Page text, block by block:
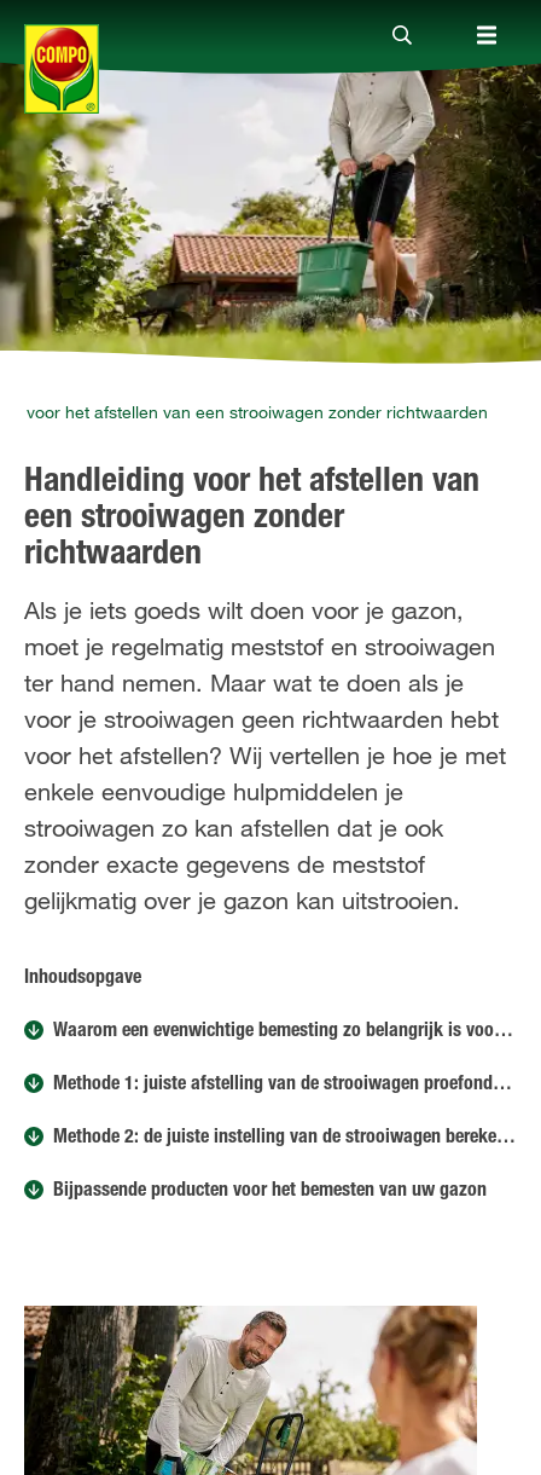
Producten
Advies
Thema's
Tot je dienst
Onderneming
FR NL
voor het afstellen van een strooiwagen zonder richtwaarden
Handleiding voor het afstellen van
een strooiwagen zonder
richtwaarden
Als je iets goeds wilt doen voor je gazon,
moet je regelmatig meststof en strooiwagen
ter hand nemen. Maar wat te doen als je
voor je strooiwagen geen richtwaarden hebt
voor het afstellen? Wij vertellen je hoe je met
enkele eenvoudige hulpmiddelen je
strooiwagen zo kan afstellen dat je ook
zonder exacte gegevens de meststof
gelijkmatig over je gazon kan uitstrooien.
Inhoudsopgave
Waarom een evenwichtige bemesting zo belangrijk is voor je gazon
Methode 1: juiste afstelling van de strooiwagen proefondervindelijk vaststellen
Methode 2: de juiste instelling van de strooiwagen berekenen
Bijpassende producten voor het bemesten van uw gazon